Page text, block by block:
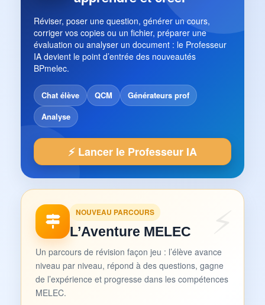
Réviser, poser une question, générer un cours,
corriger vos copies ou un fichier, préparer une
évaluation ou analyser un document : le Professeur
IA devient le point d’entrée des nouveautés
BPmelec.
Chat élève QCM
Générateurs prof
Analyse
⚡ Lancer le Professeur IA
NOUVEAU PARCOURS
L’Aventure MELEC
Un parcours de révision façon jeu : l’élève avance
niveau par niveau, répond à des questions, gagne
de l’expérience et progresse dans les compétences
MELEC.